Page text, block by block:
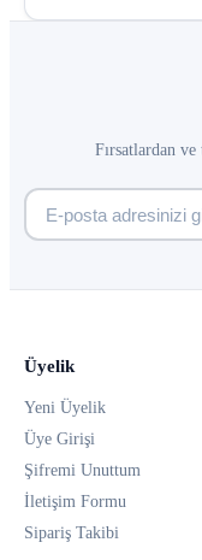
Fırsatlardan
Üyelik
Yeni Üyelik
Üye Girişi
Şifremi Unuttum
İletişim Formu
Sipariş Takibi